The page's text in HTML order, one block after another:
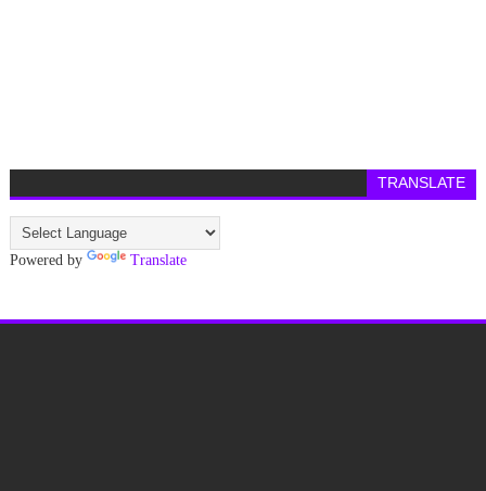
TRANSLATE
Powered by Translate